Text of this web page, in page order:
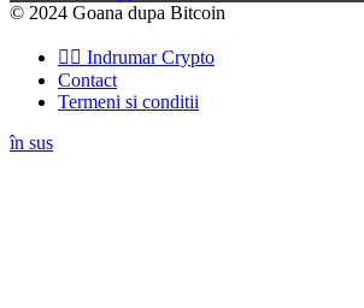
© 2024 Goana dupa Bitcoin
👉🏽 Indrumar Crypto
Contact
Termeni si conditii
în sus